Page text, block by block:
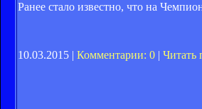
Ранее стало известно, что на
10.03.2015 | Комментарии: 0 | Читать